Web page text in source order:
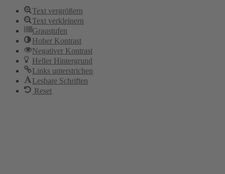
Text vergrößern
Text verkleinern
Graustufen
Hoher Kontrast
Negativer Kontrast
Heller Hintergrund
Links unterstrichen
Lesbare Schriften
Reset